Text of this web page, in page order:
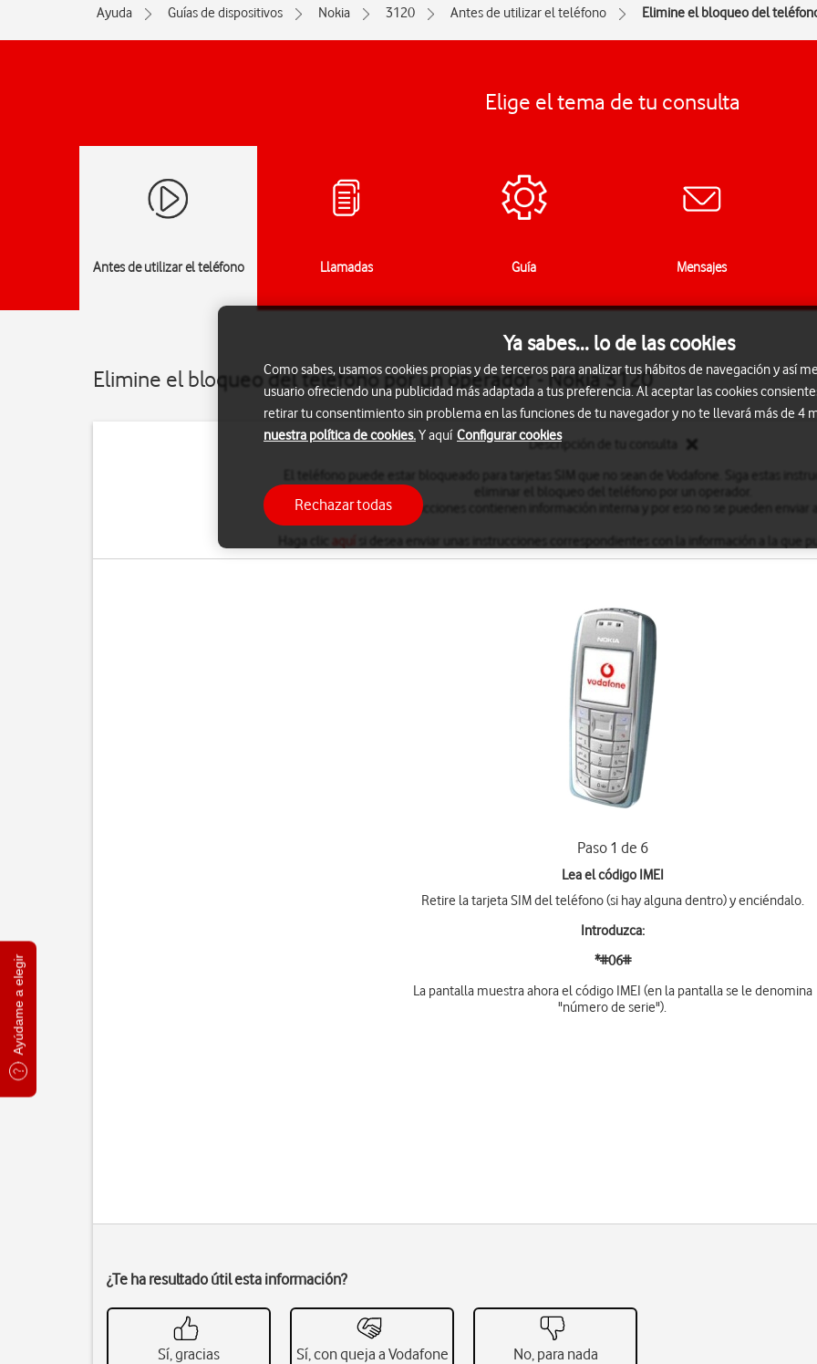
Ayúdame a elegir
Ayuda Guías de dispositivos Nokia 3120 Antes de utilizar el teléfono Elimine el bloqueo del
Elige el tema de tu consulta
Antes de utilizar el teléfono Llamadas Guía Mensajes
Elimine el bloqueo del teléfono por un operador - Nokia 3120
Descripción de tu consulta
Estas instrucciones contienen información interna y por eso no se pueden enviar
aquí
Paso 1 de 6
Lea el código IMEI
Retire la tarjeta SIM del teléfono (si hay alguna dentro) y enciéndalo.
Introduzca:
*#06#
La pantalla muestra ahora el código IMEI (en la pantalla se le denomina
"número de serie").
¿Te ha resultado útil esta información?
Sí, gracias Sí, con queja a Vodafone No, para nada
Ya sabes... lo de las cookies
Como sabes, usamos cookies propias y de terceros para analizar tus hábitos de navegación y así
usuario ofreciendo una publicidad más adaptada a tus preferencia. Al aceptar las cookies
retirar tu consentimiento sin problema en las funciones de tu navegador y no te llevará más de 4
nuestra política de cookies.Y aquí Configurar cookies
Rechazar todas